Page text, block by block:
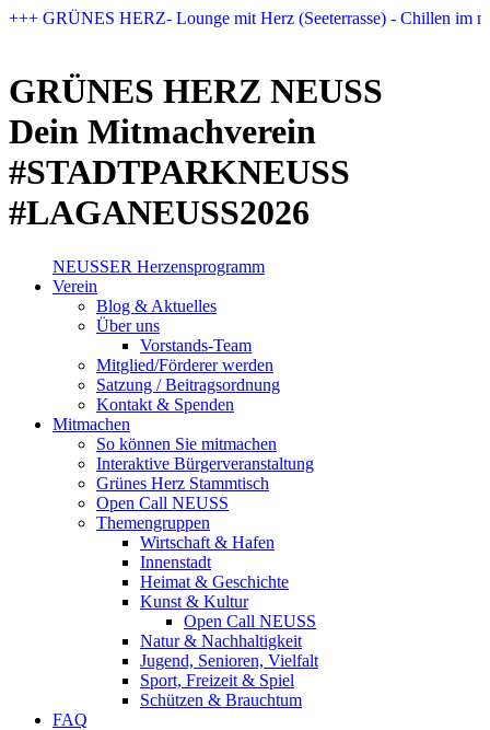
Zum
+++ GRÜNES HERZ- Lounge mit Herz (Seeterrasse) - Chillen im
GRÜNES HERZ NEUSS
Dein Mitmachverein
#STADTPARKNEUSS
#LAGANEUSS2026
NEUSSER Herzensprogramm​
Verein
Blog & Aktuelles
Über uns
Vorstands-Team
Mitglied/Förderer werden
Satzung / Beitragsordnung
Kontakt & Spenden
Mitmachen
So können Sie mitmachen
Interaktive Bürgerveranstaltung
Grünes Herz Stammtisch
Open Call NEUSS
Themengruppen
Wirtschaft & Hafen
Innenstadt
Heimat & Geschichte
Kunst & Kultur
Open Call NEUSS
Natur & Nachhaltigkeit
Jugend, Senioren, Vielfalt
Sport, Freizeit & Spiel
Schützen & Brauchtum
FAQ